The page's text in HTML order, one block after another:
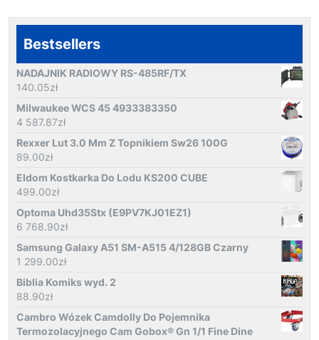
Bestsellers
NADAJNIK RADIOWY RS-485RF/TX
140.05zł
Milwaukee WCS 45 4933383350
4 587.87zł
Rexxer Lut 3.0 Mm Z Topnikiem Sw26 100G
89.00zł
Eldom Kostkarka Do Lodu KS200 CUBE
499.00zł
Optoma Uhd35Stx (E9PV7KJ01EZ1)
6 768.90zł
Samsung Galaxy A51 SM-A515 4/128GB Czarny
1 299.00zł
Biblia Komiks wyd. 2
88.90zł
Cambro Wózek Camdolly Do Pojemnika
Termozolacyjnego Cam Gobox® Gn 1/1 Fine Dine